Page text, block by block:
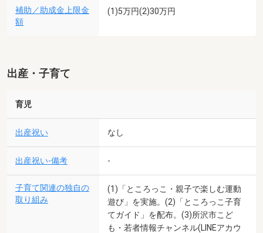
補助／助成金上限金
額
(1)5万円(2)30万円
出産・子育て
育児
出産祝い なし
出産祝い-備考 -
子育て関連の独自の
取り組み
(1)「ところっこ・親子で楽しむ運動
遊び」を実施。(2)「ところっこ子育
てガイド」を配布。(3)所沢市こど
も・若者情報チャンネル(LINEアカウ